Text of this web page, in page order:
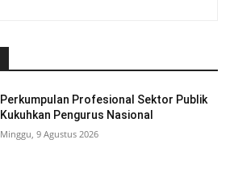
Perkumpulan Profesional Sektor Publik
Kukuhkan Pengurus Nasional
Minggu, 9 Agustus 2026